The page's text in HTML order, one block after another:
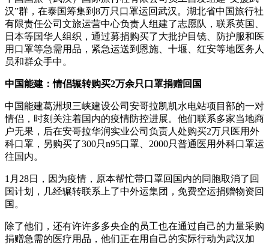
汉”群，在泰国筹集到8万只口罩运回武汉。湖北省中国旅行社
有限责任公司文旅运营中心负责人组建了志愿队，联系英国、
日本等国华人组织，通过募捐购买了大批护目镜、防护服和医
用口罩等急需用品，紧急运送到恩施、十堰、红安等地医务人
员和群众手中。
中国能建：情侣辗转购买2万余只口罩捐赠回国
中国能建葛洲坝三峡建设公司安哥拉凯凯水电站项目部的一对
情侣，时刻关注着国内的疫情防控进展。他们联系多家当地商
户无果，后在安哥拉华润实业公司负责人处购买2万只医用外
科口罩，另购买了300只n95口罩、2000只普通医用外科口罩运
往国内。
1月28日，因为疫情，原本帮忙带口罩回国内的同胞取消了回
国计划，几经辗转联系上了中外运集团，免费空运捐赠物资回
国。
除了他们，还有许许多多央企的员工也在通过自己的力量采购
捐赠急需的医疗用品，他们正在用自己的实际行动为武汉加